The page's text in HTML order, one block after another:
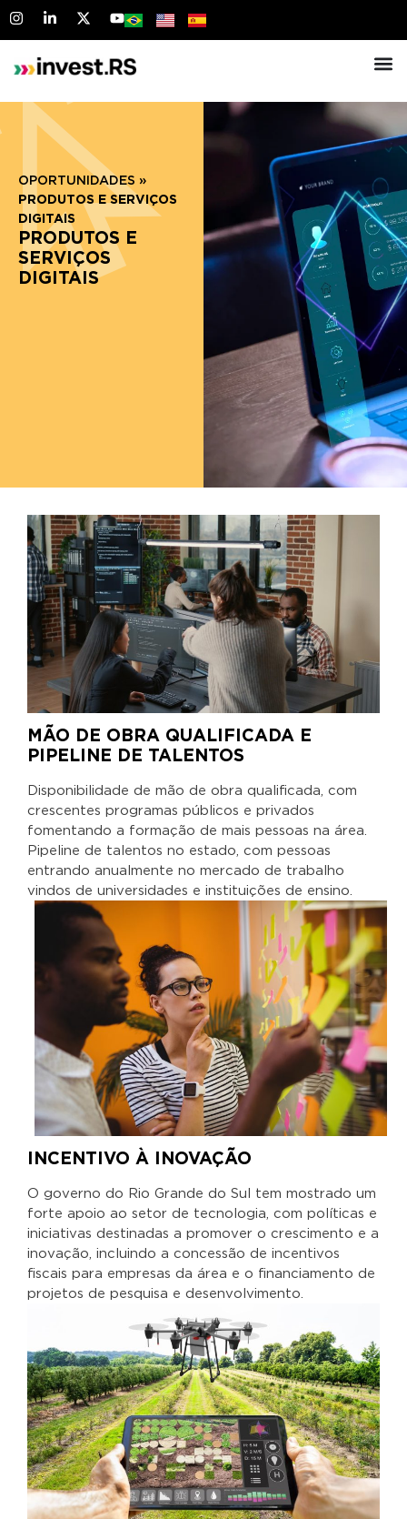
OPORTUNIDADES »
PRODUTOS E SERVIÇOS
DIGITAIS
PRODUTOS E
SERVIÇOS
DIGITAIS
MÃO DE OBRA QUALIFICADA E
PIPELINE DE TALENTOS
Disponibilidade de mão de obra qualificada, com
crescentes programas públicos e privados
fomentando a formação de mais pessoas na área.
Pipeline de talentos no estado, com pessoas
entrando anualmente no mercado de trabalho
vindos de universidades e instituições de ensino.
INCENTIVO À INOVAÇÃO
O governo do Rio Grande do Sul tem mostrado um
forte apoio ao setor de tecnologia, com políticas e
iniciativas destinadas a promover o crescimento e a
inovação, incluindo a concessão de incentivos
fiscais para empresas da área e o financiamento de
projetos de pesquisa e desenvolvimento.